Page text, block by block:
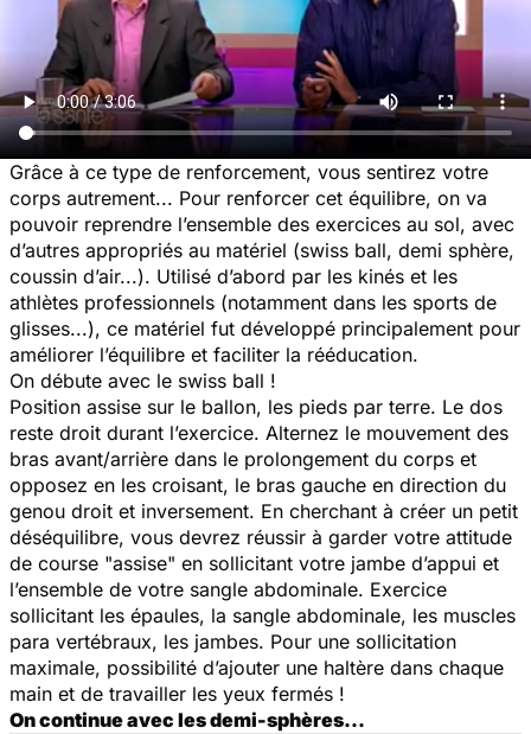
Grâce à ce type de renforcement, vous sentirez votre
corps autrement... Pour renforcer cet équilibre, on va
pouvoir reprendre l’ensemble des exercices au sol, avec
d’autres appropriés au matériel (swiss ball, demi sphère,
coussin d’air...). Utilisé d’abord par les kinés et les
athlètes professionnels (notamment dans les sports de
glisses...), ce matériel fut développé principalement pour
améliorer l’équilibre et faciliter la rééducation.
On débute avec le swiss ball !
Position assise sur le ballon, les pieds par terre. Le dos
reste droit durant l’exercice. Alternez le mouvement des
bras avant/arrière dans le prolongement du corps et
opposez en les croisant, le bras gauche en direction du
genou droit et inversement. En cherchant à créer un petit
déséquilibre, vous devrez réussir à garder votre attitude
de course "assise" en sollicitant votre jambe d’appui et
l’ensemble de votre sangle abdominale. Exercice
sollicitant les épaules, la sangle abdominale, les muscles
para vertébraux, les jambes. Pour une sollicitation
maximale, possibilité d’ajouter une haltère dans chaque
main et de travailler les yeux fermés !
On continue avec les demi-sphères...